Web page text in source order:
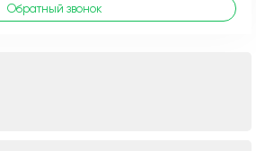
Обратный звонок